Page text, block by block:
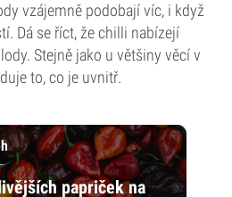
vzájemně podobají víc, i když
Dá se říct, že chilli nabízejí
Stejně jako u většiny věcí v
to, co je uvnitř.
papriček na